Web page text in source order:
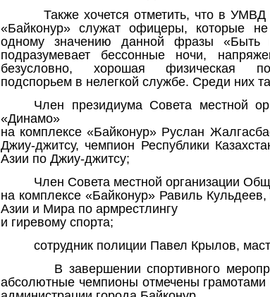
Также хочется отметить, что в
«Байконур» служат офицеры, которые не
одному значению данной фразы «Быть
подразумевает бессонные ночи,
безусловно, хорошая физическая
подспорьем в нелегкой службе. Среди них
Член президиума Совета местной
«Динамо»
на комплексе «Байконур» Руслан
Джиу-джитсу, чемпион Республики
Азии по Джиу-джитсу;
Член Совета местной организации
на комплексе «Байконур» Равиль
Азии и Мира по армрестлингу
и гиревому спорта;
сотрудник полиции Павел Крылов,
В завершении спортивного
абсолютные чемпионы отмечены грамотами